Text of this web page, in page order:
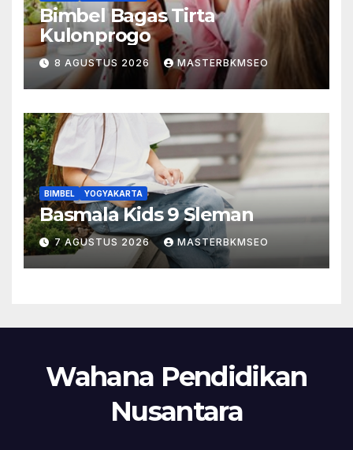
Bimbel Bagas Tirta
Kulonprogo
8 AGUSTUS 2026 MASTERBKMSEO
BIMBEL YOGYAKARTA
Basmala Kids 9 Sleman
7 AGUSTUS 2026 MASTERBKMSEO
Wahana Pendidikan
Nusantara